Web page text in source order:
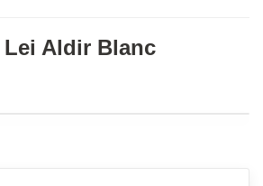
Aldir Blanc